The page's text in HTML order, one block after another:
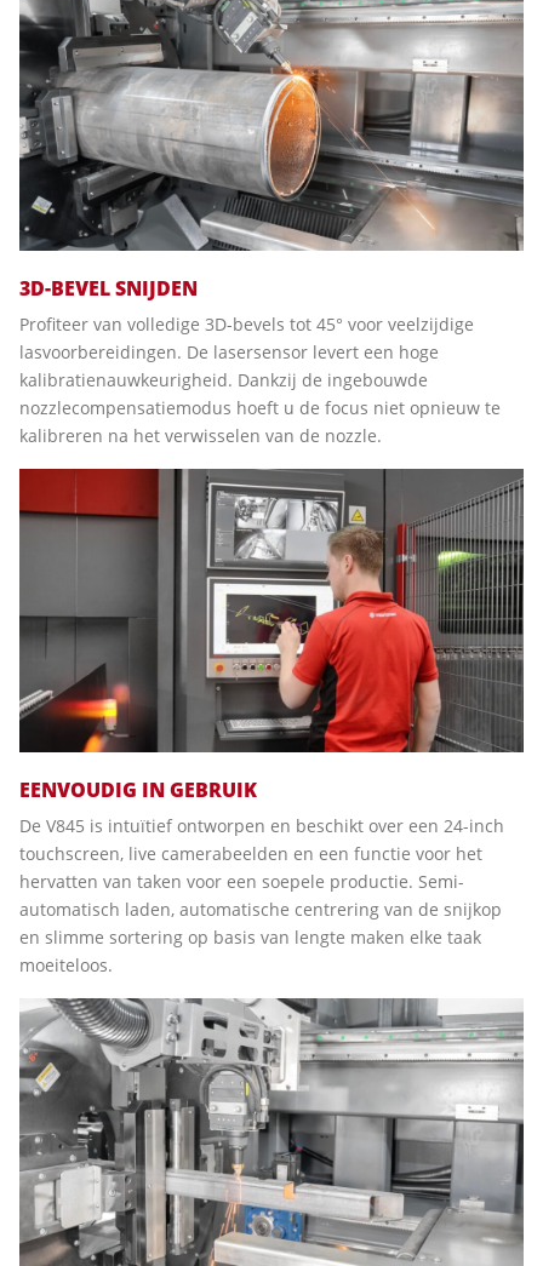
EENVOUDIG IN GEBRUIK
De V845 is intuïtief ontworpen en beschikt over een 24-inch
touchscreen, live camerabeelden en een functie voor het
hervatten van taken voor een soepele productie. Semi-
automatisch laden, automatische centrering van de snijkop
en slimme sortering op basis van lengte maken elke taak
moeiteloos.
3D-BEVEL SNIJDEN
Profiteer van volledige 3D-bevels tot 45° voor veelzijdige
lasvoorbereidingen. De lasersensor levert een hoge
kalibratienauwkeurigheid. Dankzij de ingebouwde
nozzlecompensatiemodus hoeft u de focus niet opnieuw te
kalibreren na het verwisselen van de nozzle.